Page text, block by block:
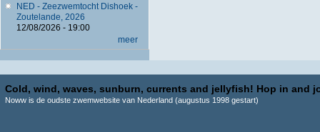
NED - Zeezwemtocht Dishoek -
Zoutelande, 2026
12/08/2026 - 19:00
meer
Cold, wind, waves, sunburn, currents and jellyfish! Hop in and
Noww is de oudste zwemwebsite van Nederland (augustus 1998 gestart)